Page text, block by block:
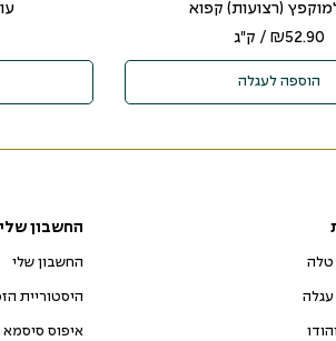
(רצועות) קפוא
₪52.90 / ק"ג
הוספה לעגלה
טלה
החשבון שלי
החשבון שלי
היסטוריית
איפוס סיסמא